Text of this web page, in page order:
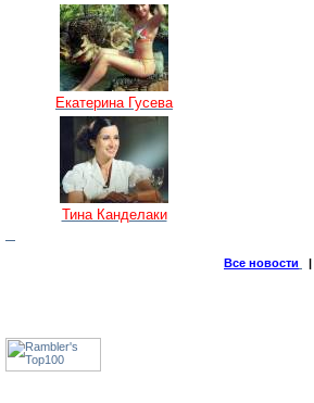
Екатерина Гусева
Тина Канделаки
Все новости